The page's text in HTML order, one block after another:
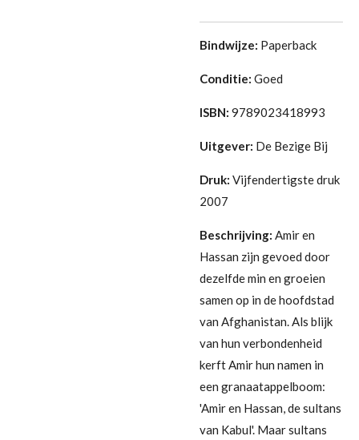
Bindwijze: Paperback
Conditie: Goed
ISBN: 9789023418993
Uitgever: De Bezige Bij
Druk: Vijfendertigste druk
2007
Beschrijving: Amir en
Hassan zijn gevoed door
dezelfde min en groeien
samen op in de hoofdstad
van Afghanistan. Als blijk
van hun verbondenheid
kerft Amir hun namen in
een granaatappelboom:
'Amir en Hassan, de sultans
van Kabul'. Maar sultans